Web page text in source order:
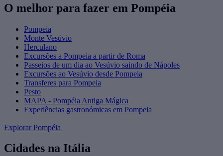
O melhor para fazer em Pompéia
Pompeia
Monte Vesúvio
Herculano
Excursões a Pompeia a partir de Roma
Passeios de um dia ao Vesúvio saindo de Nápoles
Excursões ao Vesúvio desde Pompeia
Transferes para Pompeia
Pesto
MAPA - Pompéia Antiga Mágica
Experiências gastronómicas em Pompeia
Explorar Pompéia
Cidades na Itália